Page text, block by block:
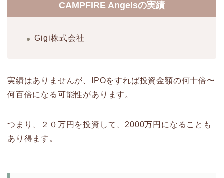
CAMPFIRE Angelsの実績
Gigi株式会社
実績はありませんが、IPOをすれば投資金額の何十倍〜
何百倍になる可能性があります。
つまり、２０万円を投資して、2000万円になることも
あり得ます。